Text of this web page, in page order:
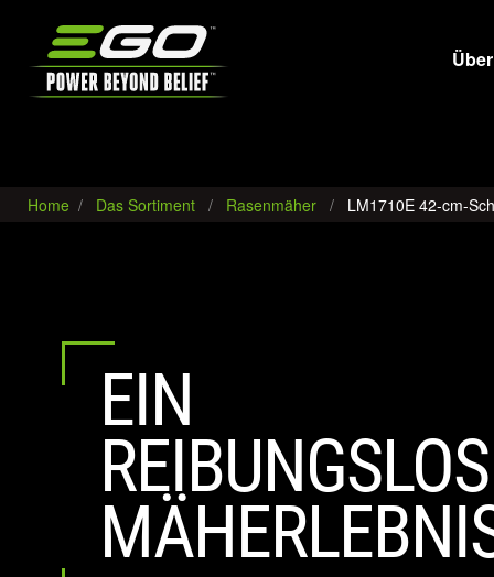
Home Das Sortiment Rasenmäher LM1710E 42-cm-
EIN